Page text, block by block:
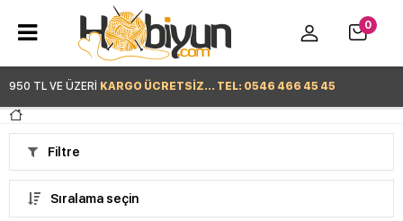
950 TL VE ÜZERİ KARGO ÜCRETSİZ... TEL: 0546 466 45 45
0
Filtre
Sıralama seçin